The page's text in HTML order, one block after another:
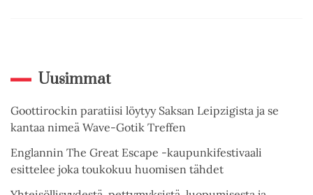
Uusimmat
Goottirockin paratiisi löytyy Saksan Leipzigista ja se
kantaa nimeä Wave-Gotik Treffen
Englannin The Great Escape -kaupunkifestivaali
esittelee joka toukokuu huomisen tähdet